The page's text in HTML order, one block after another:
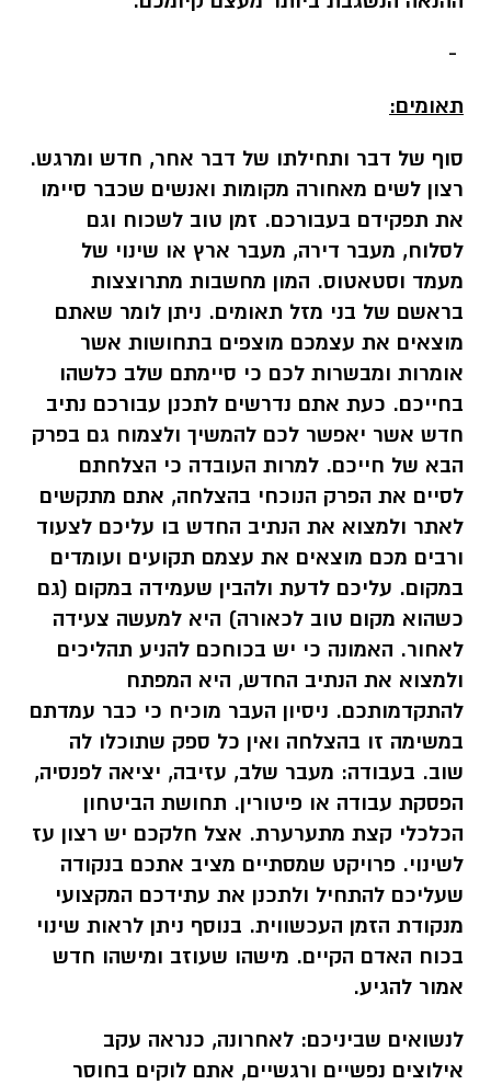
-
תאומים:
סוף של דבר ותחילתו של דבר אחר, חדש ומרגש.
רצון לשים מאחורה מקומות ואנשים שכבר סיימו
את תפקידם בעבורכם. זמן טוב לשכוח וגם
לסלוח, מעבר דירה, מעבר ארץ או שינוי של
מעמד וסטאטוס. המון מחשבות מתרוצצות
בראשם של בני מזל תאומים. ניתן לומר שאתם
מוצאים את עצמכם מוצפים בתחושות אשר
אומרות ומבשרות לכם כי סיימתם שלב כלשהו
בחייכם. כעת אתם נדרשים לתכנן עבורכם נתיב
חדש אשר יאפשר לכם להמשיך ולצמוח גם בפרק
הבא של חייכם. למרות העובדה כי הצלחתם
לסיים את הפרק הנוכחי בהצלחה, אתם מתקשים
לאתר ולמצוא את הנתיב החדש בו עליכם לצעוד
ורבים מכם מוצאים את עצמם תקועים ועומדים
במקום. עליכם לדעת ולהבין שעמידה במקום (גם
כשהוא מקום טוב לכאורה) היא למעשה צעידה
לאחור. האמונה כי יש בכוחכם להניע תהליכים
ולמצוא את הנתיב החדש, היא המפתח
להתקדמותכם. ניסיון העבר מוכיח כי כבר עמדתם
במשימה זו בהצלחה ואין כל ספק שתוכלו לה
שוב. בעבודה: מעבר שלב, עזיבה, יציאה לפנסיה,
הפסקת עבודה או פיטורין. תחושת הביטחון
הכלכלי קצת מתערערת. אצל חלקכם יש רצון עז
לשינוי. פרויקט שמסתיים מציב אתכם בנקודה
שעליכם להתחיל ולתכנן את עתידכם המקצועי
מנקודת הזמן העכשווית. בנוסף ניתן לראות שינוי
בכוח האדם הקיים. מישהו שעוזב ומישהו חדש
אמור להגיע.
לנשואים שביניכם: לאחרונה, כנראה עקב
אילוצים נפשיים ורגשיים, אתם לוקים בחוסר